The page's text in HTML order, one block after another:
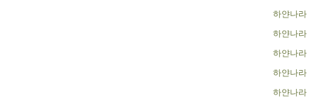
하얀나라
하얀나라
하얀나라
하얀나라
하얀나라